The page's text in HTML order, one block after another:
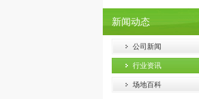
新闻动态
公司新闻
行业资讯
场地百科